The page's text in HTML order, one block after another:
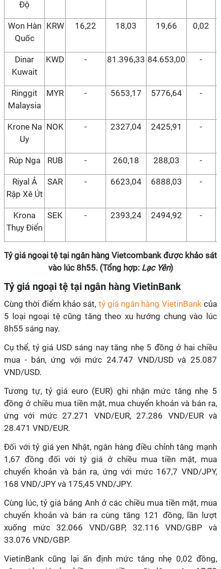
Độ
Won Hàn
Quốc
KRW 16,22 18,03 19,66 0,02
Dinar
Kuwait
KWD - 81.396,33 84.653,00 -
Ringgit
Malaysia
MYR - 5653,17 5776,64 -
Krone Na
Uy
NOK - 2327,04 2425,91 -
Rúp Nga RUB - 260,18 288,03 -
Riyal Ả
Rập Xê Út
SAR - 6623,04 6888,03 -
Krona
Thụy Điển
SEK - 2393,24 2494,92 -
Tỷ giá ngoại tệ tại ngân hàng Vietcombank được khảo sát
vào lúc 8h55. (Tổng hợp:Lạc Yên)
Tỷ giá ngoại tệ tại ngân hàng VietinBank
Cùng thời điểm khảo sát, tỷ giá ngân hàng VietinBankcủa
5 loại ngoại tệ cũng tăng theo xu hướng chung vào lúc
8h55 sáng nay.
Cụ thể, tỷ giá USD sáng nay tăng nhẹ 5 đồng ở hai chiều
mua - bán, ứng với mức 24.747 VND/USD và 25.087
VND/USD.
Tương tự, tỷ giá euro (EUR) ghi nhận mức tăng nhẹ 5
đồng ở chiều mua tiền mặt, mua chuyển khoản và bán ra,
ứng với mức 27.271 VND/EUR, 27.286 VND/EUR và
28.471 VND/EUR.
Đối với tỷ giá yen Nhật, ngân hàng điều chỉnh tăng mạnh
1,67 đồng đối với tỷ giá ở chiều mua tiền mặt, mua
chuyển khoản và bán ra, ứng với mức 167,7 VND/JPY,
168 VND/JPY và 175,45 VND/JPY.
Cùng lúc, tỷ giá bảng Anh ở các chiều mua tiền mặt, mua
chuyển khoản và bán ra cùng tăng 121 đồng, lần lượt
xuống mức 32.066 VND/GBP, 32.116 VND/GBP và
33.076 VND/GBP.
VietinBank cũng lại ấn định mức tăng nhẹ 0,02 đồng,